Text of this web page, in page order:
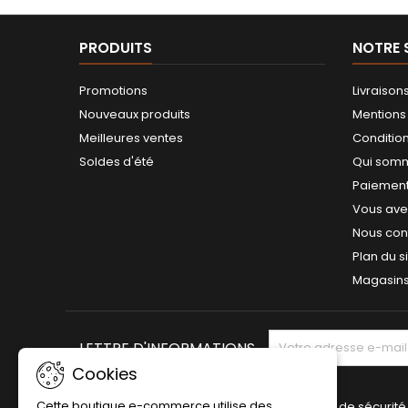
PRODUITS
Promotions
Nouveaux produits
Meilleures ventes
Soldes d'été
NOTRE
Livraisons
Qui
Vous
Nous
Plan du
Magasins
Cookies
LETTRE D'INFORMATIONS